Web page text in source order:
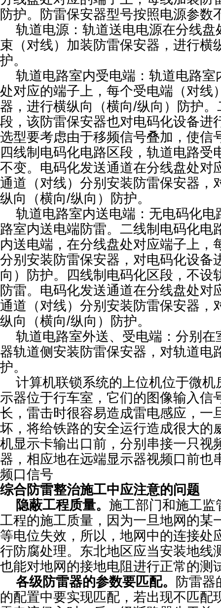
防护。防雷保安器型号按照电源参数
轨道电源：轨道送电电源在分线盘
束（对线）加装防雷保安器，进行横
护。
轨道电路室内受电端：轨道电路室
处对应的端子上，每个受电端（对线
器，进行横纵向（横向/纵向）防护
段，该防雷保安器也对电码化设备进
选型要考虑由于移频信号叠加，使信
四线制电码化电路区段，轨道电路受
不变。电码化发送通道在分线盘处对
通道（对线）分别安装防雷保安器，
纵向（横向/纵向）防护。
轨道电路室内送电端：无电码化电
路室内送电端防雷。二线制电码化电
内送电端，在分线盘处对应端子上，
分别安装防雷保安器，对电码化设备
向）防护。四线制电码化区段，不设
防雷。电码化发送通道在分线盘处对
通道（对线）分别安装防雷保安器，
纵向（横向/纵向）防护。
轨道电路室外送、受电端：分别在
器轨道侧安装防雷保安器，对轨道电
护。
计算机联锁系统的上位机位于微机
示器位于行车室，它们的图像输入信
长，雷击时很容易造成雷电感应，一
坏，将给铁路的安全运行造成很大的
机显示卡输出口前，分别串接一只视
器，相应地在远端显示器视频口前也
频口信号
综合防雷整治施工中应注意的问题
隐蔽工程质量。 施工部门和施工监
工程的施工质量，因为一旦地网的某
等电位失效，所以，地网中的连接处
行防腐处理。东北地区应当安装地线
也能对地网的接地电阻进行正常的测
各级防雷器的参数要匹配。 防雷器
的配置中要实现匹配，若出现不匹配